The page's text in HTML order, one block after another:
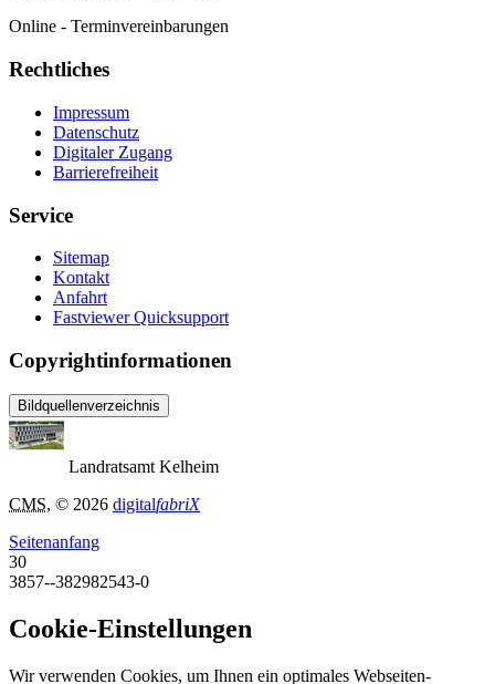
Online - Terminvereinbarungen
Rechtliches
Impressum
Datenschutz
Digitaler Zugang
Barrierefreiheit
Service
Sitemap
Kontakt
Anfahrt
Fastviewer Quicksupport
Copyrightinformationen
Bildquellenverzeichnis
Landratsamt Kelheim
CMS, © 2026 digitalfabriX
Seitenanfang
30
3857--382982543-0
Cookie-Einstellungen
Wir verwenden Cookies, um Ihnen ein optimales Webseiten-